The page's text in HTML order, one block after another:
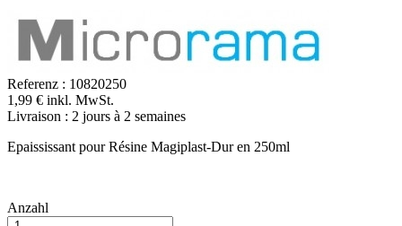
Referenz : 10820250
1,99 € inkl. MwSt.
Livraison : 2 jours à 2 semaines
Epaississant pour Résine Magiplast-Dur en 250ml
Anzahl